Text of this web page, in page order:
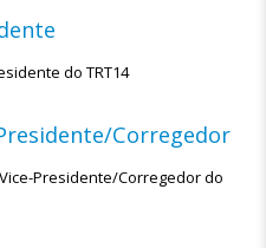
do TRT14
Corregedor
Presidente/Corregedor do